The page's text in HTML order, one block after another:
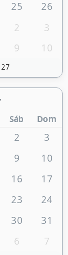
25
26
2
3
9 10
27
Sáb Dom
2
3
9
10
16
17
23
24
30
31
6 7